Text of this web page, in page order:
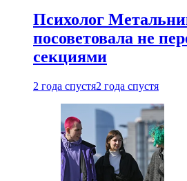
Психолог
посоветовала не
секциями
2 года спустя2 года спустя